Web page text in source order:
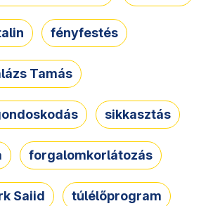
fényfestés
Tamás
sikkasztás
forgalomkorlátozás
Saiid túlélőprogram